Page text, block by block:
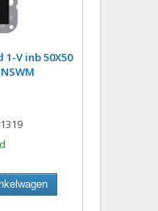
1-V inb 50X50